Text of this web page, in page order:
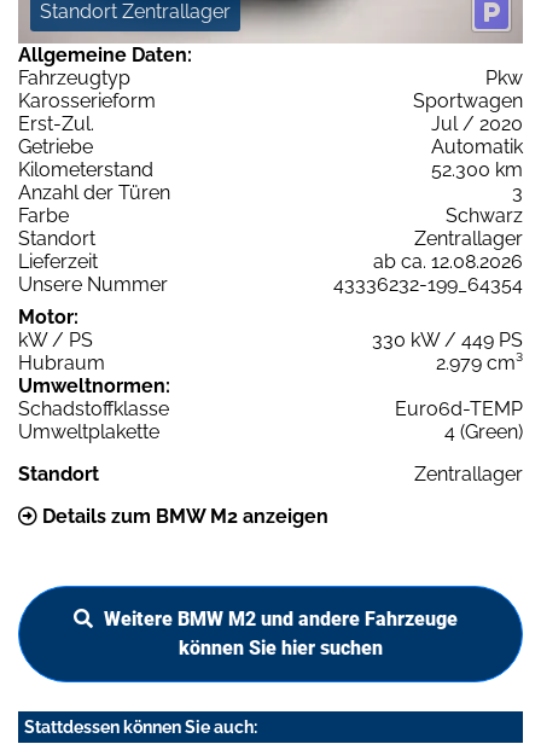
Standort Zentrallager
Allgemeine Daten:
Fahrzeugtyp
Pkw
Karosserieform
Sportwagen
Erst-Zul.
Jul / 2020
Getriebe
Automatik
Kilometerstand
52.300 km
Anzahl der Türen
3
Farbe
Schwarz
Standort
Zentrallager
Lieferzeit
ab ca. 12.08.2026
Unsere Nummer
43336232-199_64354
Motor:
kW / PS
330 kW / 449 PS
Hubraum
2.979 cm³
Umweltnormen:
Schadstoffklasse
Euro6d-TEMP
Umweltplakette
4 (Green)
Standort
Zentrallager
Details zum BMW M2 anzeigen
Weitere BMW M2 und andere Fahrzeuge
können Sie hier suchen
Stattdessen können Sie auch: